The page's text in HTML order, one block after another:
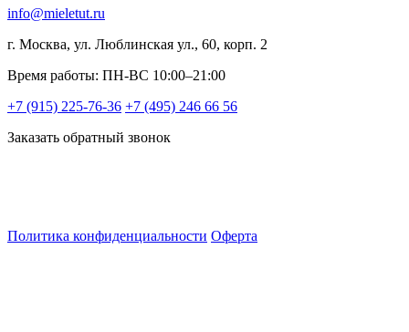
info@mieletut.ru
г. Москва, ул. Люблинская ул., 60, корп. 2
Время работы: ПН-ВС 10:00–21:00
+7 (915) 225-76-36 +7 (495) 246 66 56
Заказать обратный звонок
Политика конфиденциальности Оферта